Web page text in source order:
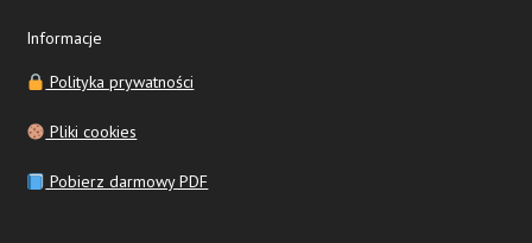
Informacje
Polityka prywatności
Pliki cookies
Pobierz darmowy PDF